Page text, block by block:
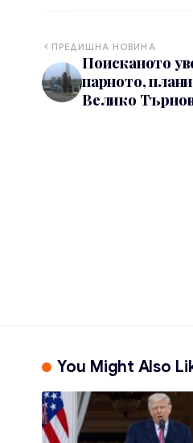
ПРЕДИШНА НОВИНА
Поисканото
парното,
Велико
You Might Also